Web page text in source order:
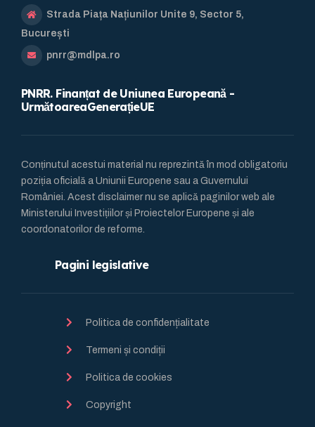
Strada Piața Națiunilor Unite 9, Sector 5,
București
pnrr@mdlpa.ro
PNRR. Finanțat de Uniunea Europeană -
UrmătoareaGenerațieUE
Conținutul acestui material nu reprezintă în mod obligatoriu
poziția oficială a Uniunii Europene sau a Guvernului
României. Acest disclaimer nu se aplică paginilor web ale
Ministerului Investițiilor și Proiectelor Europene și ale
coordonatorilor de reforme.
Pagini legislative
Politica de confidențialitate
Termeni și condiții
Politica de cookies
Copyright